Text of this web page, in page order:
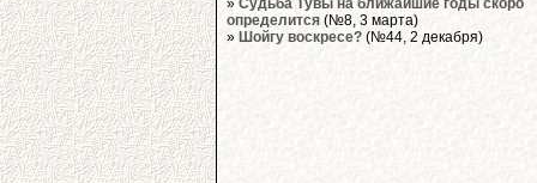
определится (№8, 3 марта)
» Шойгу воскресе? (№44, 2 декабря)